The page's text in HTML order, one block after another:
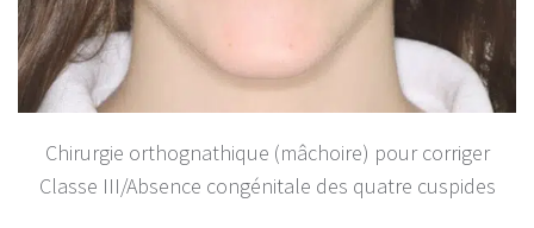
Chirurgie orthognathique (mâchoire) pour corriger
Classe III/Absence congénitale des quatre cuspides